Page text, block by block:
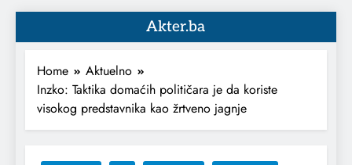
Akter.ba
Home
Aktuelno
Inzko: Taktika domaćih političara je da koriste
visokog predstavnika kao žrtveno jagnje